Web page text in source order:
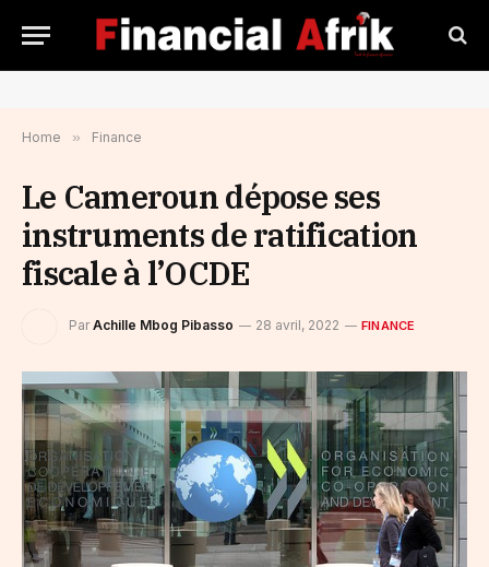
Home » Finance
Le Cameroun dépose ses
instruments de ratification
fiscale à l’OCDE
Par Achille Mbog Pibasso 28 avril, 2022 FINANCE